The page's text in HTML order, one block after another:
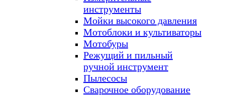
инструменты
Мойки высокого давления
Мотоблоки и культиваторы
Мотобуры
Режущий и пильный
ручной инструмент
Пылесосы
Сварочное оборудование